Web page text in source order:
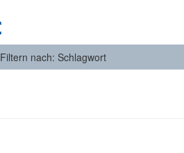
Filtern nach: Schlagwort